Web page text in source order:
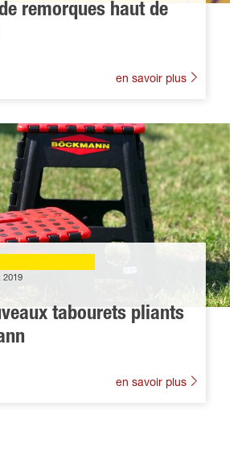
remorques haut de
en savoir plus
2019
tabourets pliants
en savoir plus